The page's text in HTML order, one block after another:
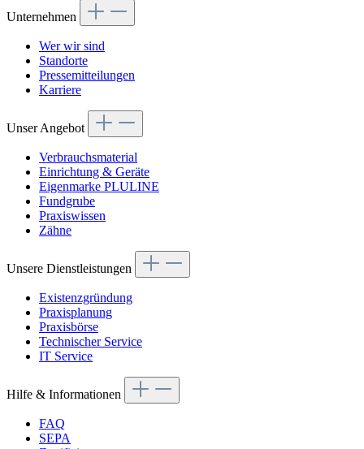
Unternehmen
Wer wir sind
Standorte
Pressemitteilungen
Karriere
Unser Angebot
Verbrauchsmaterial
Einrichtung & Geräte
Eigenmarke PLULINE
Fundgrube
Praxiswissen
Zähne
Unsere Dienstleistungen
Existenzgründung
Praxisplanung
Praxisbörse
Technischer Service
IT Service
Hilfe & Informationen
FAQ
SEPA